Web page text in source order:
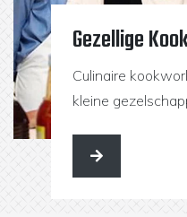
Gezellige
Culinaire
kleine
Eindhoven,